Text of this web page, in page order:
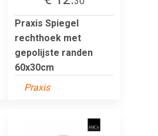
Praxis Spiegel
rechthoek met
gepolijste randen
60x30cm
Praxis